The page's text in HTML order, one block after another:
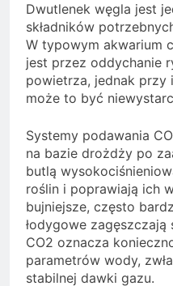
Dwutlenek węgla jest
składników
W typowym akwarium
jest przez oddychanie
powietrza, jednak przy
może to być
Systemy podawania
na bazie drożdży po
butlą
roślin i poprawiają ich
bujniejsze, często
łodygowe
CO2 oznacza
parametrów wody,
stabilnej dawki gazu.